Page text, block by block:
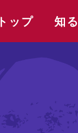
トップ 知る